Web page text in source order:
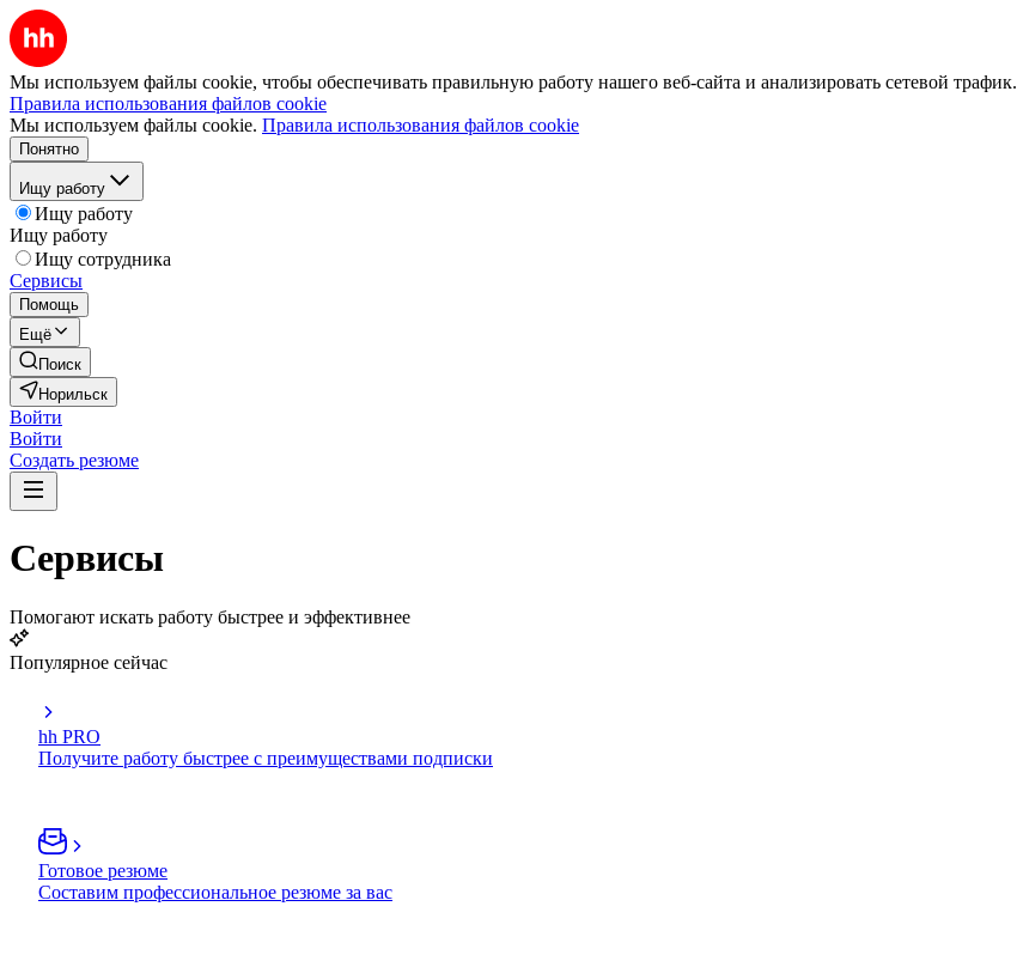
Мы используем файлы cookie, чтобы обеспечивать правильную работу нашего веб-сайта и анализировать сетевой трафик.
Правила использования файлов cookie
Мы используем файлы cookie. Правила использования файлов cookie
Понятно
Ищу работу
Ищу работу
Ищу работу
Ищу сотрудника
Сервисы
Помощь
Ещё
Поиск
Норильск
Войти
Войти
Создать резюме
Сервисы
Помогают искать работу быстрее и эффективнее
Популярное сейчас
hh PRO
Получите работу быстрее с преимуществами подписки
Готовое резюме
Составим профессиональное резюме за вас